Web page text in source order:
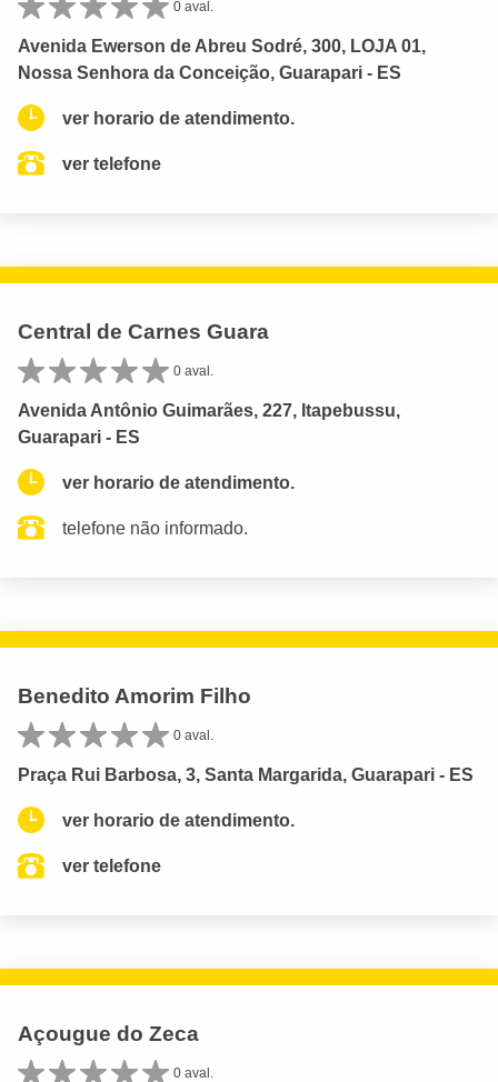
0 aval.
Avenida Ewerson de Abreu Sodré, 300, LOJA 01,
Nossa Senhora da Conceição, Guarapari - ES
ver horario de atendimento.
ver telefone
Central de Carnes Guara
0 aval.
Avenida Antônio Guimarães, 227, Itapebussu,
Guarapari - ES
ver horario de atendimento.
telefone não informado.
Benedito Amorim Filho
0 aval.
Praça Rui Barbosa, 3, Santa Margarida, Guarapari - ES
ver horario de atendimento.
ver telefone
Açougue do Zeca
0 aval.